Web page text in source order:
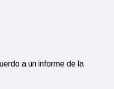
a un informe de la